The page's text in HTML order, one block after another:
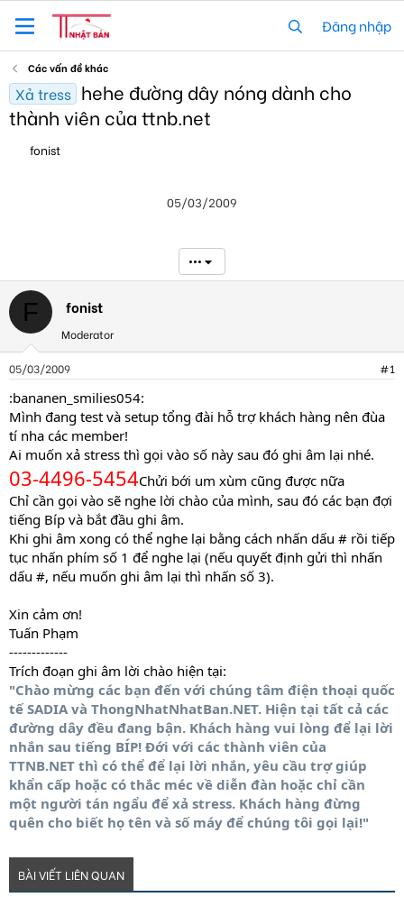
Đăng nhập
Các vấn đề khác
Xả tress hehe đường dây nóng dành cho
thành viên của ttnb.net
r
t
e
r
fonist
05/03/2009
•••
F fonist
Moderator
05/03/2009 #1
:bananen_smilies054:
Mình đang test và setup tổng đài hỗ trợ khách hàng nên đùa
tí nha các member!
Ai muốn xả stress thì gọi vào số này sau đó ghi âm lại nhé.
03-4496-5454Chửi bới um xùm cũng được nữa
Chỉ cần gọi vào sẽ nghe lời chào của mình, sau đó các bạn đợi
tiếng Bíp và bắt đầu ghi âm.
Khi ghi âm xong có thể nghe lại bằng cách nhấn dấu # rồi tiếp
tục nhấn phím số 1 để nghe lại (nếu quyết định gửi thì nhấn
dấu #, nếu muốn ghi âm lại thì nhấn số 3).
Xin cảm ơn!
Tuấn Phạm
-------------
Trích đoạn ghi âm lời chào hiện tại:
"Chào mừng các bạn đến với chúng tâm điện thoại quốc
tế SADIA và ThongNhatNhatBan.NET. Hiện tại tất cả các
đường dây đều đang bận. Khách hàng vui lòng để lại lời
nhắn sau tiếng BÍP! Đới với các thành viên của
TTNB.NET thì có thể để lại lời nhắn, yêu cầu trợ giúp
khẩn cấp hoặc có thắc méc về diễn đàn hoặc chỉ cần
một người tán ngẩu để xả stress. Khách hàng đừng
quên cho biết họ tên và số máy để chúng tôi gọi lại!"
BÀI VIẾT LIÊN QUAN